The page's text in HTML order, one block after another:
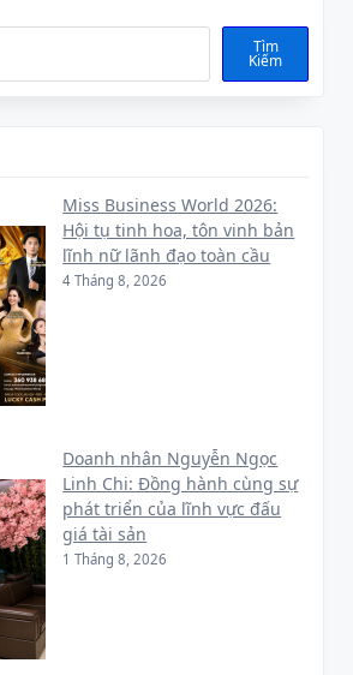
Tìm
Kiếm
Miss Business World 2026:
Hội tụ tinh hoa, tôn vinh bản
lĩnh nữ lãnh đạo toàn cầu
4 Tháng 8, 2026
Doanh nhân Nguyễn Ngọc
Linh Chi: Đồng hành cùng sự
phát triển của lĩnh vực đấu
giá tài sản
1 Tháng 8, 2026